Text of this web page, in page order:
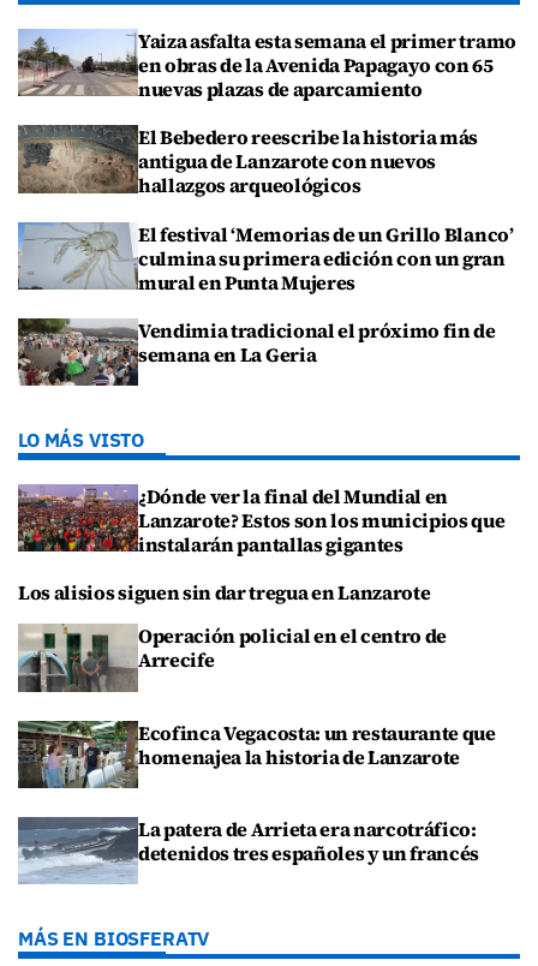
Yaiza asfalta esta semana el primer tramo
en obras de la Avenida Papagayo con 65
nuevas plazas de aparcamiento
El Bebedero reescribe la historia más
antigua de Lanzarote con nuevos
hallazgos arqueológicos
El festival ‘Memorias de un Grillo Blanco’
culmina su primera edición con un gran
mural en Punta Mujeres
Vendimia tradicional el próximo fin de
semana en La Geria
LO MÁS VISTO
¿Dónde ver la final del Mundial en
Lanzarote? Estos son los municipios que
instalarán pantallas gigantes
Los alisios siguen sin dar tregua en Lanzarote
Operación policial en el centro de
Arrecife
Ecofinca Vegacosta: un restaurante que
homenajea la historia de Lanzarote
La patera de Arrieta era narcotráfico:
detenidos tres españoles y un francés
MÁS EN BIOSFERATV